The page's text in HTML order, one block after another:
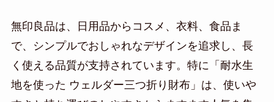
無印良品は、日用品からコスメ、衣料、食品ま
で、シンプルでおしゃれなデザインを追求し、長
く使える品質が支持されています。特に「耐水生
地を使った ウェルダー三つ折り財布」は、使いや